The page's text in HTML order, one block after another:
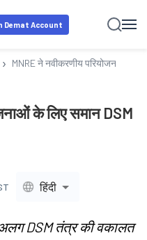
Demat Account
› MNRE ने नवीकरणीय परियोजनाओं के
के लिए समान DSM
हिंदी
DSM तंत्र की वकालत